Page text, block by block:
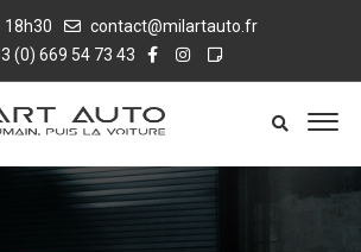
18h30
contact@milartauto.fr
(0) 669 54 73 43